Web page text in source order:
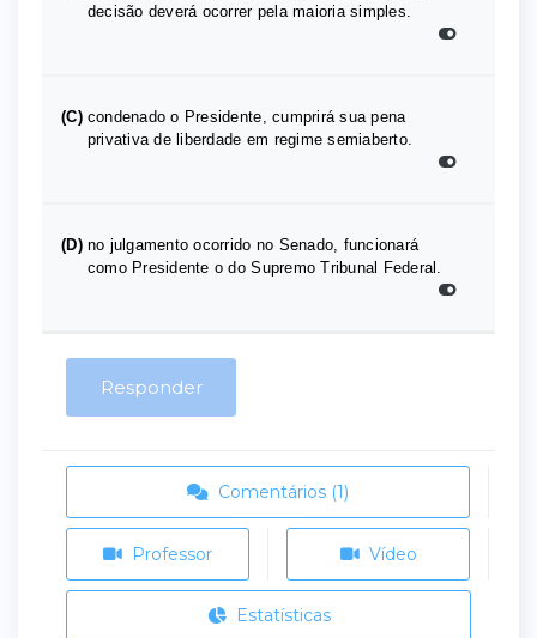
decisão deverá ocorrer pela maioria simples.
(C) condenado o Presidente, cumprirá sua pena
privativa de liberdade em regime semiaberto.
(D) no julgamento ocorrido no Senado, funcionará
como Presidente o do Supremo Tribunal Federal.
Responder
Comentários (1)
Professor Vídeo
Estatísticas